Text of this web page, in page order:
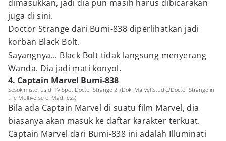
dimasukkan, jadi dia pun masih harus dibicarakan
juga di sini.
Doctor Strange dari Bumi-838 diperlihatkan jadi
korban Black Bolt.
Sayangnya... Black Bolt tidak langsung menyerang
Wanda. Dia jadi mati konyol.
4. Captain Marvel Bumi-838
Sosok misterius di TV Spot Doctor Strange 2. (Dok. Marvel Studio/Doctor Strange in
the Multiverse of Madness)
Bila ada Captain Marvel di suatu film Marvel, dia
biasanya akan masuk ke daftar karakter terkuat.
Captain Marvel dari Bumi-838 ini adalah Illuminati